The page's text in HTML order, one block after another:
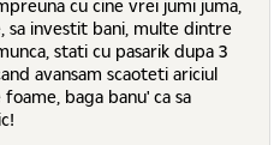
cu cine vrei jumi juma,
sa investit bani, multe dintre
stati cu pasarik dupa 3
avansam scaoteti ariciul
baga banu' ca sa